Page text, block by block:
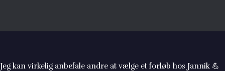
Jannik får min varmeste anbefaling. Han er yderst seriøs, faglig